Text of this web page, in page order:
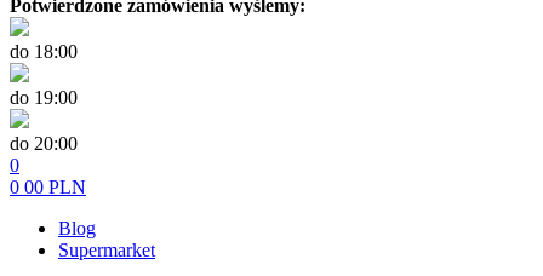
Potwierdzone zamówienia wyślemy:
do 18:00
do 19:00
do 20:00
0
0 00 PLN
Blog
Supermarket